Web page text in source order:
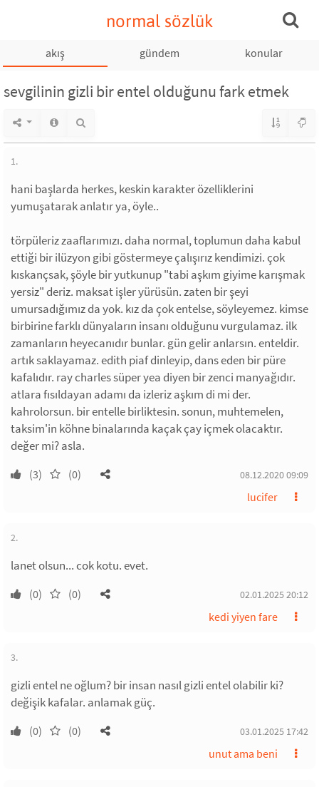
normal sözlük
akış gündem konular
sevgilinin gizli bir entel olduğunu fark etmek
1.
hani başlarda herkes, keskin karakter özelliklerini
yumuşatarak anlatır ya, öyle..
törpüleriz zaaflarımızı. daha normal, toplumun daha kabul
ettiği bir ilüzyon gibi göstermeye çalışırız kendimizi. çok
kıskançsak, şöyle bir yutkunup "tabi aşkım giyime karışmak
yersiz" deriz. maksat işler yürüsün. zaten bir şeyi
umursadığımız da yok. kız da çok entelse, söyleyemez. kimse
birbirine farklı dünyaların insanı olduğunu vurgulamaz. ilk
zamanların heyecanıdır bunlar. gün gelir anlarsın. enteldir.
artık saklayamaz. edith piaf dinleyip, dans eden bir püre
kafalıdır. ray charles süper yea diyen bir zenci manyağıdır.
atlara fısıldayan adamı da izleriz aşkım di mi der.
kahrolorsun. bir entelle birliktesin. sonun, muhtemelen,
taksim'in köhne binalarında kaçak çay içmek olacaktır.
değer mi? asla.
(3) (0) 08.12.2020 09:09
lucifer
2.
lanet olsun... cok kotu. evet.
(0) (0) 02.01.2025 20:12
kedi yiyen fare
3.
gizli entel ne oğlum? bir insan nasıl gizli entel olabilir ki?
değişik kafalar. anlamak güç.
(0) (0) 03.01.2025 17:42
unut ama beni